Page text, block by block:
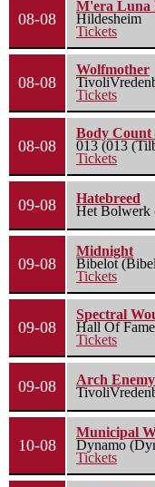
08-08
M'era Luna
Hildesheim
Tickets
08-08
Wolfmother
Tickets
08-08
Body Count
013 (013
Tickets
09-08
Hatebreed
Het Bolwerk
09-08
Midnight
Bibelot
Tickets
09-08
Spectral
Hall Of
Tickets
09-08
Arch Enemy
10-08
Municipal
Dynamo
Tickets